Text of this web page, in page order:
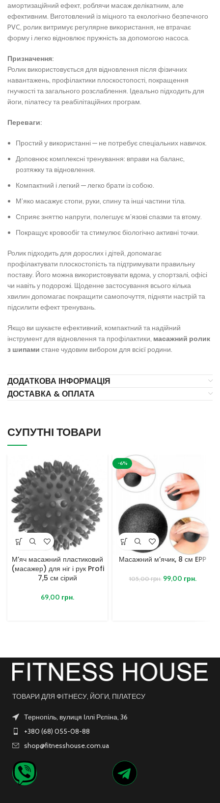
амортизаційний ефект, роблячи масаж делікатним, але
ефективним. Виготовлений із міцного та екологічно безпечного
PVC, ролик витримує регулярне використання, не втрачає
форму і легко відновлює пружність за допомогою насоса.
Призначення:
Ролик використовується для відновлення після фізичних
навантажень, профілактики плоскостопості, покращення
гнучкості та загального розслаблення. Ідеально підходить для
йоги, пілатесу та реабілітаційних програм.
Переваги:
Простий у використанні — не потребує спеціальних навичок.
Доповнює комплексні тренування: вправи на баланс,
розтяжку та відновлення.
Компактний і легкий — легко брати із собою.
М’яко масажує стопи, руки, спину та інші частини тіла.
Сприяє зняттю напруги, полегшує м’язові спазми та втому.
Покращує кровообіг та стимулює біологічно активні точки.
Ролик підходить для дорослих і дітей, допомагає
профілактувати плоскостопість та підтримувати правильну
поставу. Його можна використовувати вдома, у спортзалі, офісі
чи навіть у подорожі. Щоденне застосування всього кілька
хвилин допомагає покращити самопочуття, підняти настрій та
підсилити ефект тренувань.
Якщо ви шукаєте ефективний, компактний та надійний
інструмент для відновлення та профілактики, масажний ролик
з шипами стане чудовим вибором для всієї родини.
ДОДАТКОВА ІНФОРМАЦІЯ
ДОСТАВКА & ОПЛАТА
СУПУТНІ ТОВАРИ
М’яч масажний пластиковий
(масажер) для ніг і рук Profi
7,5 см сірий
69,00 грн.
-6%
Масажний м’ячик, 8 см EPP
105,00грн. 99,00 грн.
ТОВАРИ ДЛЯ ФІТНЕСУ, ЙОГИ, ПІЛАТЕСУ
Тернопіль, вулиця Іллі Рєпіна, 36
+380 (68) 055-08-88
shop@fitnesshouse.com.ua